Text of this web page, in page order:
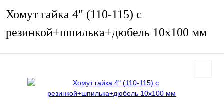
Хомут гайка 4" (110-115) с
резинкой+шпилька+дюбель 10х100 мм